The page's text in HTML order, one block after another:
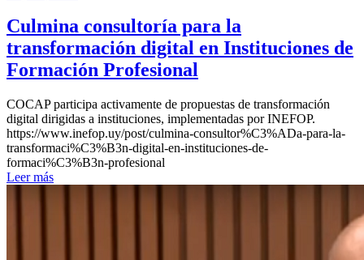
Culmina consultoría para la
transformación digital en Instituciones de
Formación Profesional
COCAP participa activamente de propuestas de transformación
digital dirigidas a instituciones, implementadas por INEFOP.
https://www.inefop.uy/post/culmina-consultor%C3%ADa-para-la-
transformaci%C3%B3n-digital-en-instituciones-de-
formaci%C3%B3n-profesional
Leer más